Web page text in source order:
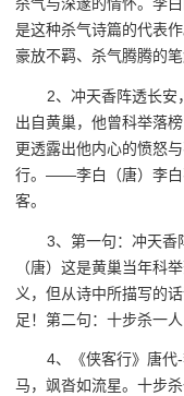
杀气与深邃的情怀。李
是这种杀气诗篇的代表
豪放不羁、杀气腾腾的
2、冲天香阵透长
出自黄巢，他曾科举落
更透露出他内心的愤怒
行。——李白（唐）李白
客。
3、第一句：冲天
（唐）这是黄巢当年科
义，但从诗中所描写的
足！第二句：十步杀一人
4、《侠客行》唐代
马，飒沓如流星。十步